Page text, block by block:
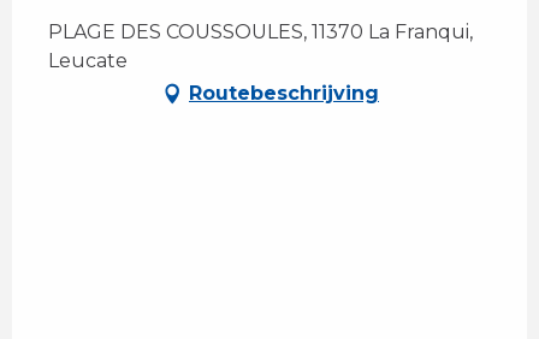
PLAGE DES COUSSOULES, 11370 La Franqui,
Leucate
Routebeschrijving